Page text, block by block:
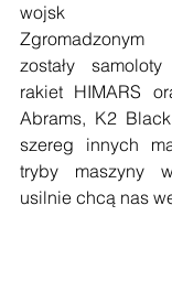
wojsk
zostały
rakiet HIMARS
Abrams, K2
szereg innych
tryby maszyny
usilnie chcą nas